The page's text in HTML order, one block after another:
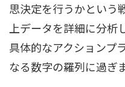
思決定を行うかという
上データを詳細に分析
具体的なアクションプ
なる数字の羅列に過ぎ